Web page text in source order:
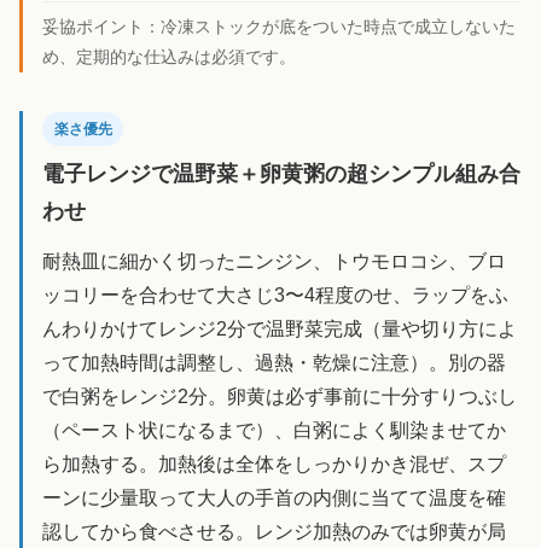
妥協ポイント： 冷凍ストックが底をついた時点で成立しないた
め、定期的な仕込みは必須です。
楽さ優先
電子レンジで温野菜＋卵黄粥の超シンプル組み合
わせ
耐熱皿に細かく切ったニンジン、トウモロコシ、ブロ
ッコリーを合わせて大さじ3〜4程度のせ、ラップをふ
んわりかけてレンジ2分で温野菜完成（量や切り方によ
って加熱時間は調整し、過熱・乾燥に注意）。別の器
で白粥をレンジ2分。卵黄は必ず事前に十分すりつぶし
（ペースト状になるまで）、白粥によく馴染ませてか
ら加熱する。加熱後は全体をしっかりかき混ぜ、スプ
ーンに少量取って大人の手首の内側に当てて温度を確
認してから食べさせる。レンジ加熱のみでは卵黄が局